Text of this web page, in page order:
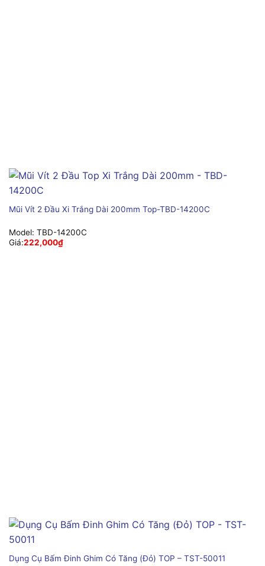
Mũi Vít 2 Đầu Xi Trắng Dài 200mm Top-TBD-14200C
Model: TBD-14200C
Giá:222,000₫
Dụng Cụ Bấm Đinh Ghim Có Tăng (Đỏ) TOP – TST-50011